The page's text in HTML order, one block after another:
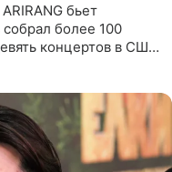
бьет
более 100
концертов в США.